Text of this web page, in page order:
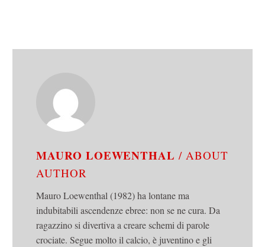
MAURO LOEWENTHAL/ ABOUT
AUTHOR
Mauro Loewenthal (1982) ha lontane ma
indubitabili ascendenze ebree: non se ne cura. Da
ragazzino si divertiva a creare schemi di parole
crociate. Segue molto il calcio, è juventino e gli